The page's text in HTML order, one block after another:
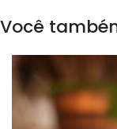
Você